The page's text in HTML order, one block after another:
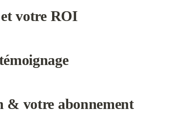
votre ROI
& votre abonnement